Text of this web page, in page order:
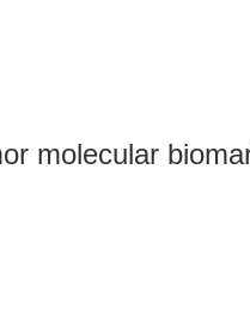
molecular